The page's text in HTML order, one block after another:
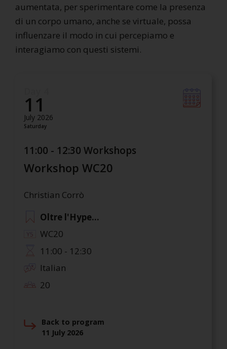
aumentata, per sperimentare come la presenza
di un corpo umano, anche se virtuale, possa
influenzare il modo in cui percepiamo e
interagiamo con questi sistemi.
11
July 2026
Saturday
11:00 - 12:30 Workshops
Workshop WC20
Christian Corrò
Oltre l'Hype...
WC20
11:00 - 12:30
Italian
20
Back to program
11 July 2026